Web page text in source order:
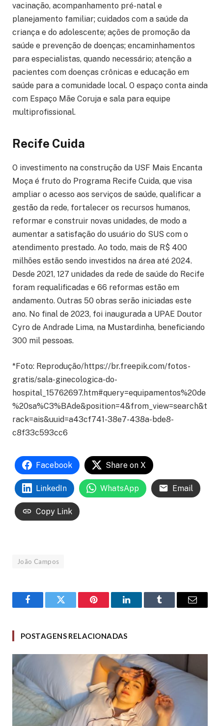
vacinação, acompanhamento pré-natal e
planejamento familiar; cuidados com a saúde da
criança e do adolescente; ações de promoção da
saúde e prevenção de doenças; encaminhamentos
para especialistas, quando necessário; atenção a
pacientes com doenças crônicas e educação em
saúde para a comunidade local. O espaço conta ainda
com Espaço Mãe Coruja e sala para equipe
multiprofissional.
Recife Cuida
O investimento na construção da USF Mais Encanta
Moça é fruto do Programa Recife Cuida, que visa
ampliar o acesso aos serviços de saúde, qualificar a
gestão da rede, fortalecer os recursos humanos,
reformar e construir novas unidades, de modo a
aumentar a satisfação do usuário do SUS com o
atendimento prestado. Ao todo, mais de R$ 400
milhões estão sendo investidos na área até 2024.
Desde 2021, 127 unidades da rede de saúde do Recife
foram requalificadas e 66 reformas estão em
andamento. Outras 50 obras serão iniciadas este
ano. No final de 2023, foi inaugurada a UPAE Doutor
Cyro de Andrade Lima, na Mustardinha, beneficiando
300 mil pessoas.
*Foto: Reprodução/https://br.freepik.com/fotos-
gratis/sala-ginecologica-do-
hospital_15762697.htm#query=equipamentos%20de
%20sa%C3%BAde&position=4&from_view=search&t
rack=ais&uuid=a43cf741-38e7-438a-bde8-
c8f33c593cc6
Facebook Share on X
LinkedIn WhatsApp Email
Copy Link
João Campos
FacebookTwitter Pinterest LinkedInTumblr Email
POSTAGENS RELACIONADAS